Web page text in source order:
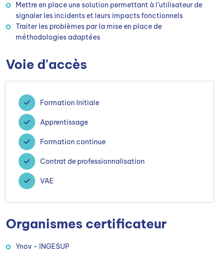
Mettre en place une solution permettant à l’utilisateur de
signaler les incidents et leurs impacts fonctionnels
Traiter les problèmes par la mise en place de
méthodologies adaptées
Voie d'accès
Formation Initiale
Apprentissage
Formation continue
Contrat de professionnalisation
VAE
Organismes certificateur
Ynov - INGESUP